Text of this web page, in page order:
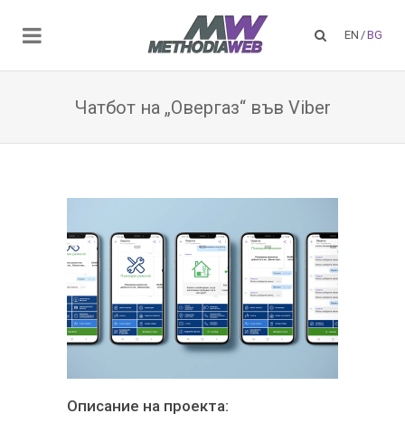
EN /BG
Чатбот на „Овергаз“ във Viber
Описание на проекта: